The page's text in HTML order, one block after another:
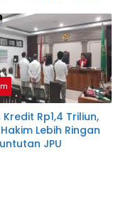
Kredit Rp1,4 Triliun,
Lebih Ringan
JPU